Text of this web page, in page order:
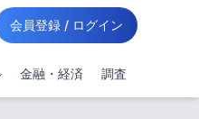
会員登録 / ログイン
金融・経済 調査